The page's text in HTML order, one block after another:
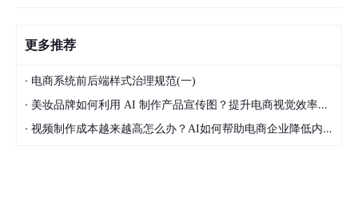
更多推荐
· 电商系统前后端样式治理规范(一)
· 美妆品牌如何利用 AI 制作产品宣传图？提升电商视觉效率的方法
· 视频制作成本越来越高怎么办？AI如何帮助电商企业降低内容生产压力